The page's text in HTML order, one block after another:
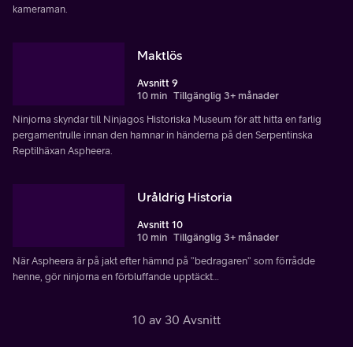
kameraman.
Maktlös
Avsnitt 9
10 min Tillgänglig 3+ månader
Ninjorna skyndar till Ninjagos Historiska Museum för att hitta en farlig
pergamentrulle innan den hamnar in händerna på den Serpentinska
Reptilhäxan Aspheera.
Uråldrig Historia
Avsnitt 10
10 min Tillgänglig 3+ månader
När Aspheera är på jakt efter hämnd på ”bedragaren” som förrådde
henne, gör ninjorna en förbluffande upptäckt…
10 av 30 Avsnitt